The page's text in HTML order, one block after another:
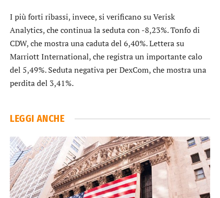
I più forti ribassi, invece, si verificano suVerisk
Analytics, che continua la seduta con -8,23%. Tonfo di
CDW, che mostra una caduta del 6,40%. Lettera su
Marriott International, che registra un importante calo
del 5,49%. Seduta negativa perDexCom, che mostra una
perdita del 3,41%.
LEGGI ANCHE